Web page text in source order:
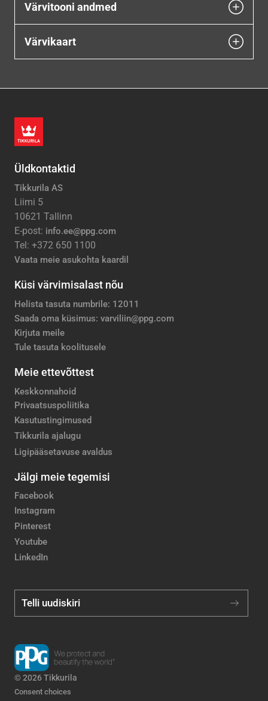
Värvitooni andmed
Värvikaart
Üldkontaktid
Tikkurila AS
Liimi 5
10621 Tallinn
E-post: info.ee@ppg.com
Tel: +372 650 1100
Vaata meie asukohta kaardil
Küsi värvimisalast nõu
Helista tasuta numbrile: 12011
Saada oma küsimus: varviliin@ppg.com
Kirjuta meile
Tule tasuta koolitusele
Meie ettevõttest
Keskkonnahoid
Privaatsuspoliitika
Kasutustingimused
Tikkurila ajalugu
Ligipääsetavuse avaldus
Jälgi meie tegemisi
Facebook
Instagram
Pinterest
Youtube
LinkedIn
Telli uudiskiri
© 2026 Tikkurila
Consent choices